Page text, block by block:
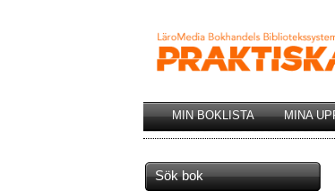
MIN BOKLISTA MINA
Sök bok